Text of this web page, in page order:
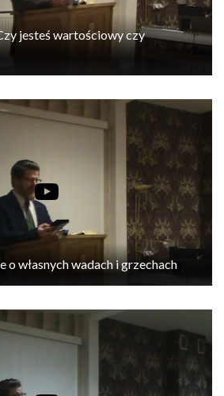
jesteś wartościowy czy
o własnych wadach i grzechach